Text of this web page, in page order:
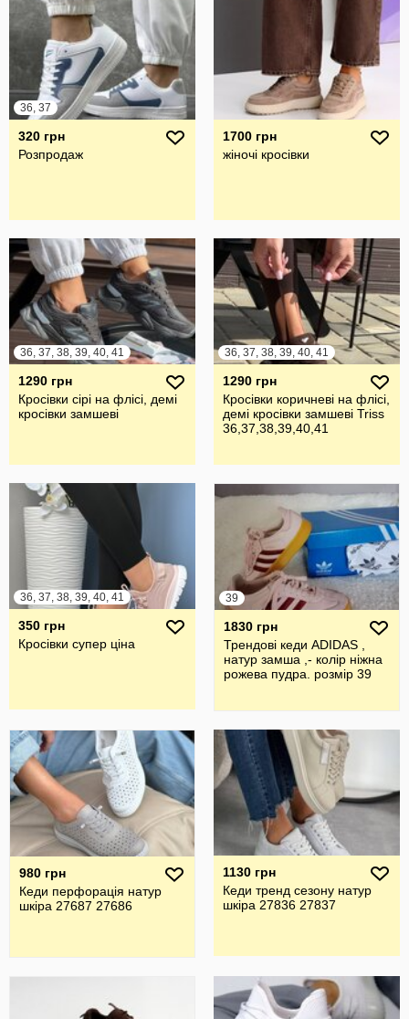
36, 37
320 грн
Розпродаж
1700 грн
жіночі кросівки
36, 37, 38, 39, 40, 41
1290 грн
Кросівки сірі на флісі, демі
кросівки замшеві
36, 37, 38, 39, 40, 41
1290 грн
Кросівки коричневі на флісі,
демі кросівки замшеві Triss
36,37,38,39,40,41
36, 37, 38, 39, 40, 41
350 грн
Кросівки супер ціна
39
1830 грн
Трендові кеди ADIDAS ,
натур замша ,- колір ніжна
рожева пудра. розмір 39
980 грн
Кеди перфорація натур
шкіра 27687 27686
1130 грн
Кеди тренд сезону натур
шкіра 27836 27837